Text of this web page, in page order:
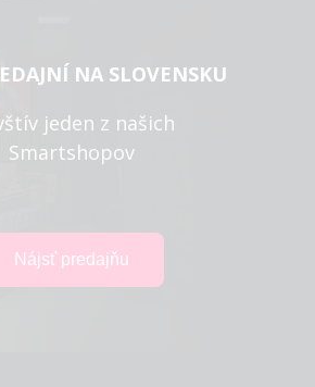
NA SLOVENSKU
jeden z našich
Smartshopov